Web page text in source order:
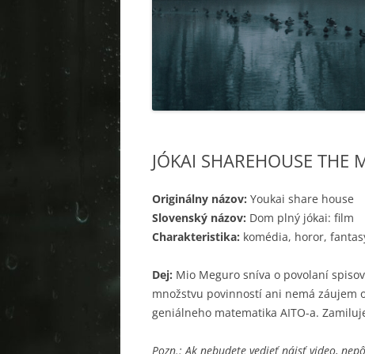
JÓKAI SHAREHOUSE THE
Originálny názov: Youkai share house
Slovenský názov: Dom plný jókai: film
Charakteristika: komédia, horor,
Dej: Mio Meguro sníva o povolaní
množstvu povinností ani nemá záujem
geniálneho matematika AITO-a.
Pozn.: Ak nebudete vedieť nájsť video,